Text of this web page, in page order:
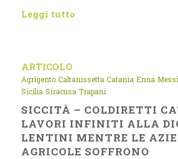
Leggi tutto
ARTICOLO
Agrigento Caltanissetta Catania Enna
Sicilia Siracusa Trapani
SICCITÀ – COLDIRETTI
LAVORI INFINITI ALLA
LENTINI MENTRE LE
AGRICOLE SOFFRONO